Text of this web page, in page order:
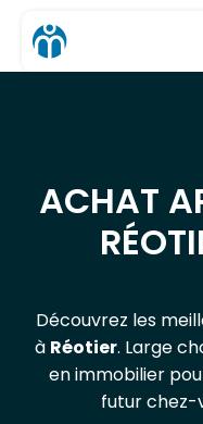
ACHAT
Découvrez les
à Réotier. Large
en immobilier
futur chez-